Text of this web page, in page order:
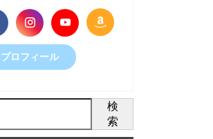
プロフィール
検
索